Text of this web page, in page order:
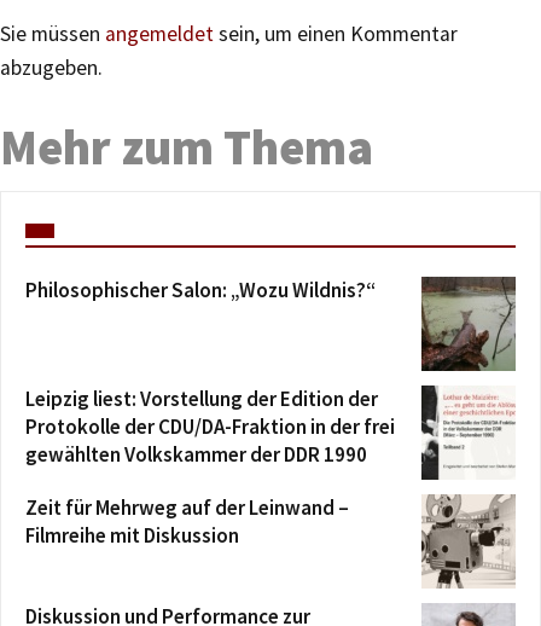
Sie müssen angemeldetsein, um einen Kommentar
abzugeben.
Mehr zum Thema
Philosophischer Salon: „Wozu Wildnis?“
Leipzig liest: Vorstellung der Edition der
Protokolle der CDU/DA-Fraktion in der frei
gewählten Volkskammer der DDR 1990
Zeit für Mehrweg auf der Leinwand –
Filmreihe mit Diskussion
Diskussion und Performance zur